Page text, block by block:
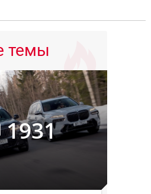
темы
1931